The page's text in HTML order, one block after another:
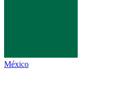
México